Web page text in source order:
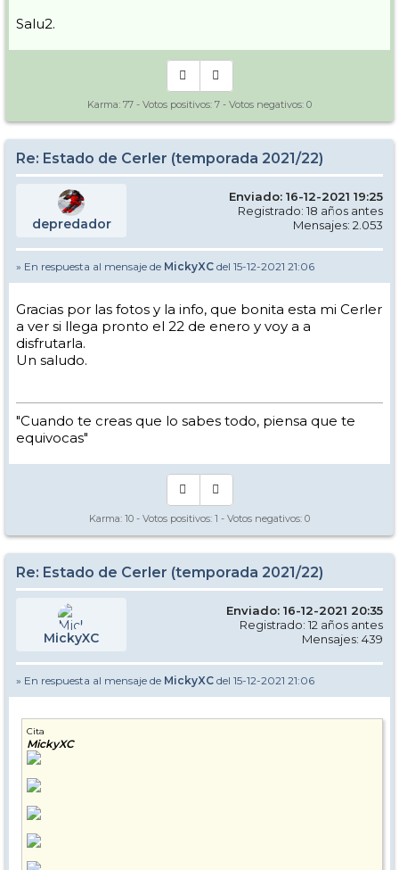
Salu2.
Karma: 77 - Votos positivos: 7 - Votos negativos: 0
Re: Estado de Cerler (temporada 2021/22)
depredador
Enviado: 16-12-2021 19:25
Registrado: 18 años antes
Mensajes: 2.053
» En respuesta al mensaje de MickyXC del 15-12-2021 21:06
Gracias por las fotos y la info, que bonita esta mi Cerler
a ver si llega pronto el 22 de enero y voy a a
disfrutarla.
Un saludo.
"Cuando te creas que lo sabes todo, piensa que te
equivocas"
Karma: 10 - Votos positivos: 1 - Votos negativos: 0
Re: Estado de Cerler (temporada 2021/22)
MickyXC
Enviado: 16-12-2021 20:35
Registrado: 12 años antes
Mensajes: 439
» En respuesta al mensaje de MickyXC del 15-12-2021 21:06
Cita
MickyXC